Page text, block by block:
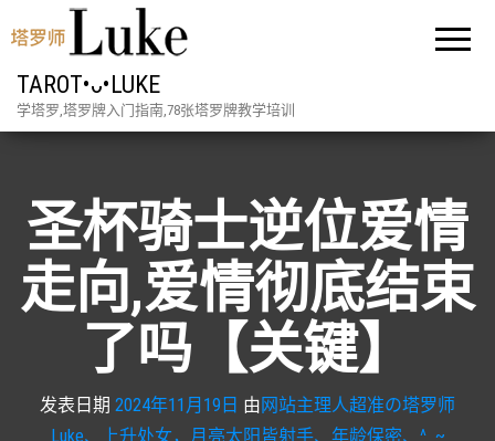
TAROT•ᴗ•LUKE
学塔罗,塔罗牌入门指南,78张塔罗牌教学培训
圣杯骑士逆位爱情
走向,爱情彻底结束
了吗【关键】
发表日期 2024年11月19日 由网站主理人超准の塔罗师
Luke、上升处女，月亮太阳皆射手、年龄保密、^_~